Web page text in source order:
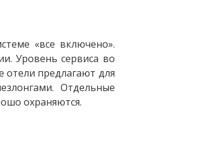
«все включено».
Уровень сервиса во
отели предлагают для
Отдельные
охраняются.